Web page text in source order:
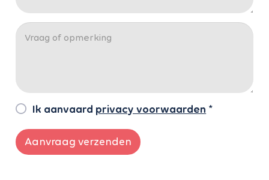
Ik aanvaard privacy voorwaarden *
Aanvraag verzenden